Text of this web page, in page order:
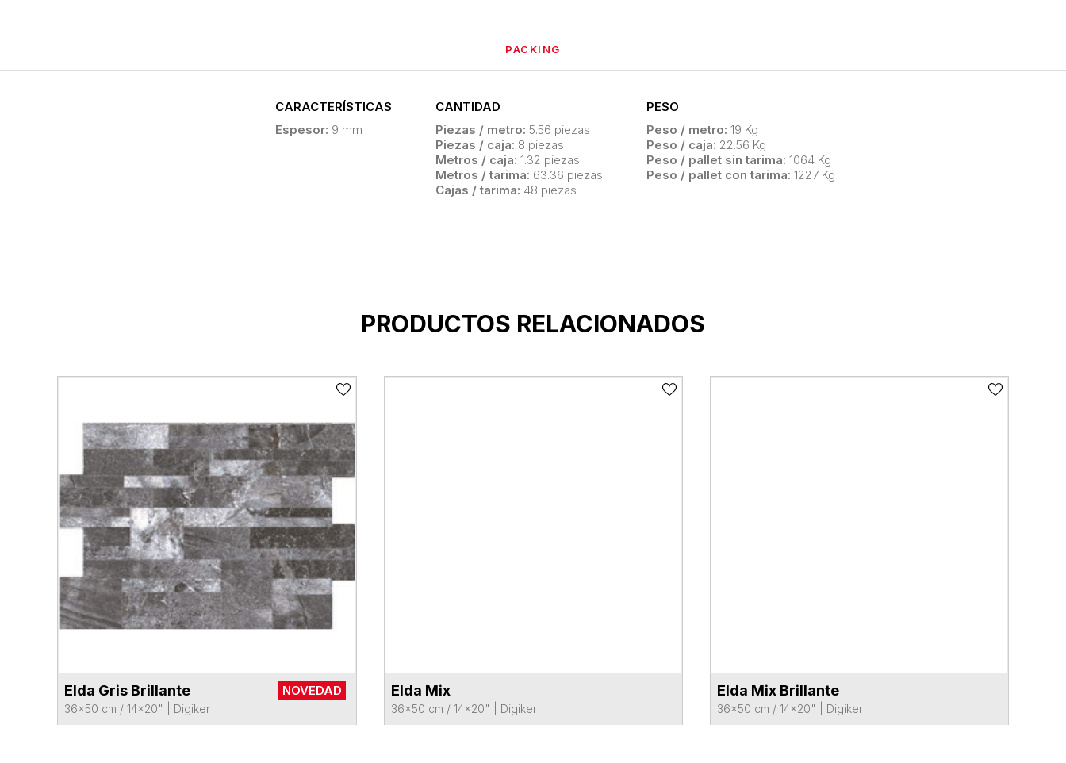
PACKING
CARACTERÍSTICAS
Espesor: 9 mm
CANTIDAD
Piezas / metro: 5.56 piezas
Piezas / caja: 8 piezas
Metros / caja: 1.32 piezas
Metros / tarima: 63.36 piezas
Cajas / tarima: 48 piezas
PESO
Peso / metro: 19 Kg
Peso / caja: 22.56 Kg
Peso / pallet sin tarima: 1064 Kg
Peso / pallet con tarima: 1227 Kg
PRODUCTOS RELACIONADOS
VER FICHA DEL PRODUCTO
Elda Gris Brillante
36x50 cm / 14x20" Digiker
NOVEDAD Elda Mix
36x50 cm / 14x20" Digiker
VER FICHA DEL PRODUCTO
Elda Mix Brillante
36x50 cm / 14x20" Digiker